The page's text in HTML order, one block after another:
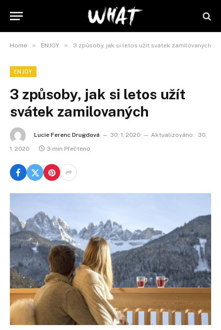
Home » ENJOY » 3 způsoby, jak si letos užít svátek zamilovaných
ENJOY
3 způsoby, jak si letos užít
svátek zamilovaných
Lucie Ferenc Drugdová 30. 1. 2020 Aktualizováno:
30.
1. 2020
3 min Přečteno